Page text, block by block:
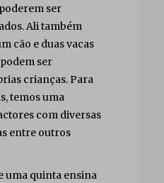
ser
Ali também
cão e duas vacas
ser
crianças. Para
temos uma
com diversas
entre outros
uma quinta ensina